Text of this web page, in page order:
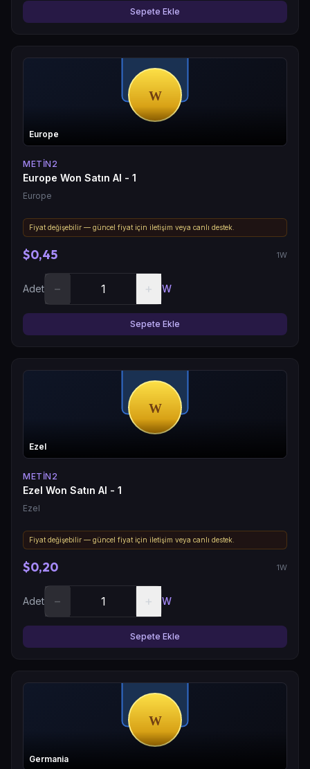
Sepete Ekle
Europe
METIN2
Europe Won Satın Al - 1
Europe
Fiyat değişebilir — güncel fiyat için iletişim veya canlı destek.
$0,45 1W
Adet − + W
Sepete Ekle
Ezel
METIN2
Ezel Won Satın Al - 1
Ezel
Fiyat değişebilir — güncel fiyat için iletişim veya canlı destek.
$0,20 1W
Adet − + W
Sepete Ekle
Germania